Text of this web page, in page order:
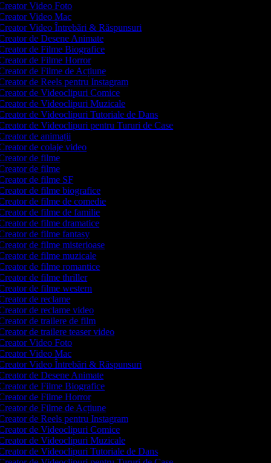
Video Foto
Video Mac
Video Întrebări & Răspunsuri
de Desene Animate
de Filme Biografice
de Filme Horror
de Filme de Acțiune
de Reels pentru Instagram
de Videoclipuri Comice
de Videoclipuri Muzicale
de Videoclipuri Tutoriale de Dans
de Videoclipuri pentru Tururi de Case
de animații
de colaje video
de filme
de filme
de filme SF
de filme biografice
de filme de comedie
de filme de familie
de filme dramatice
de filme fantasy
de filme misterioase
de filme muzicale
de filme romantice
de filme thriller
de filme western
de reclame
de reclame video
de trailere de film
de trailere teaser video
Video Foto
Video Mac
Video Întrebări & Răspunsuri
de Desene Animate
de Filme Biografice
de Filme Horror
de Filme de Acțiune
de Reels pentru Instagram
de Videoclipuri Comice
de Videoclipuri Muzicale
de Videoclipuri Tutoriale de Dans